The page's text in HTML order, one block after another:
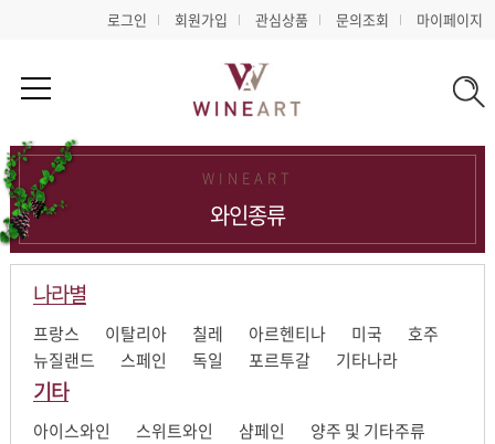
로그인 회원가입 관심상품 문의조회 마이페이지
WINEART
와인종류
나라별
프랑스 이탈리아 칠레 아르헨티나 미국
호주
뉴질랜드
스페인 독일 포르투갈 기타나라
기타
아이스와인 스위트와인 샴페인 양주 및 기타주류